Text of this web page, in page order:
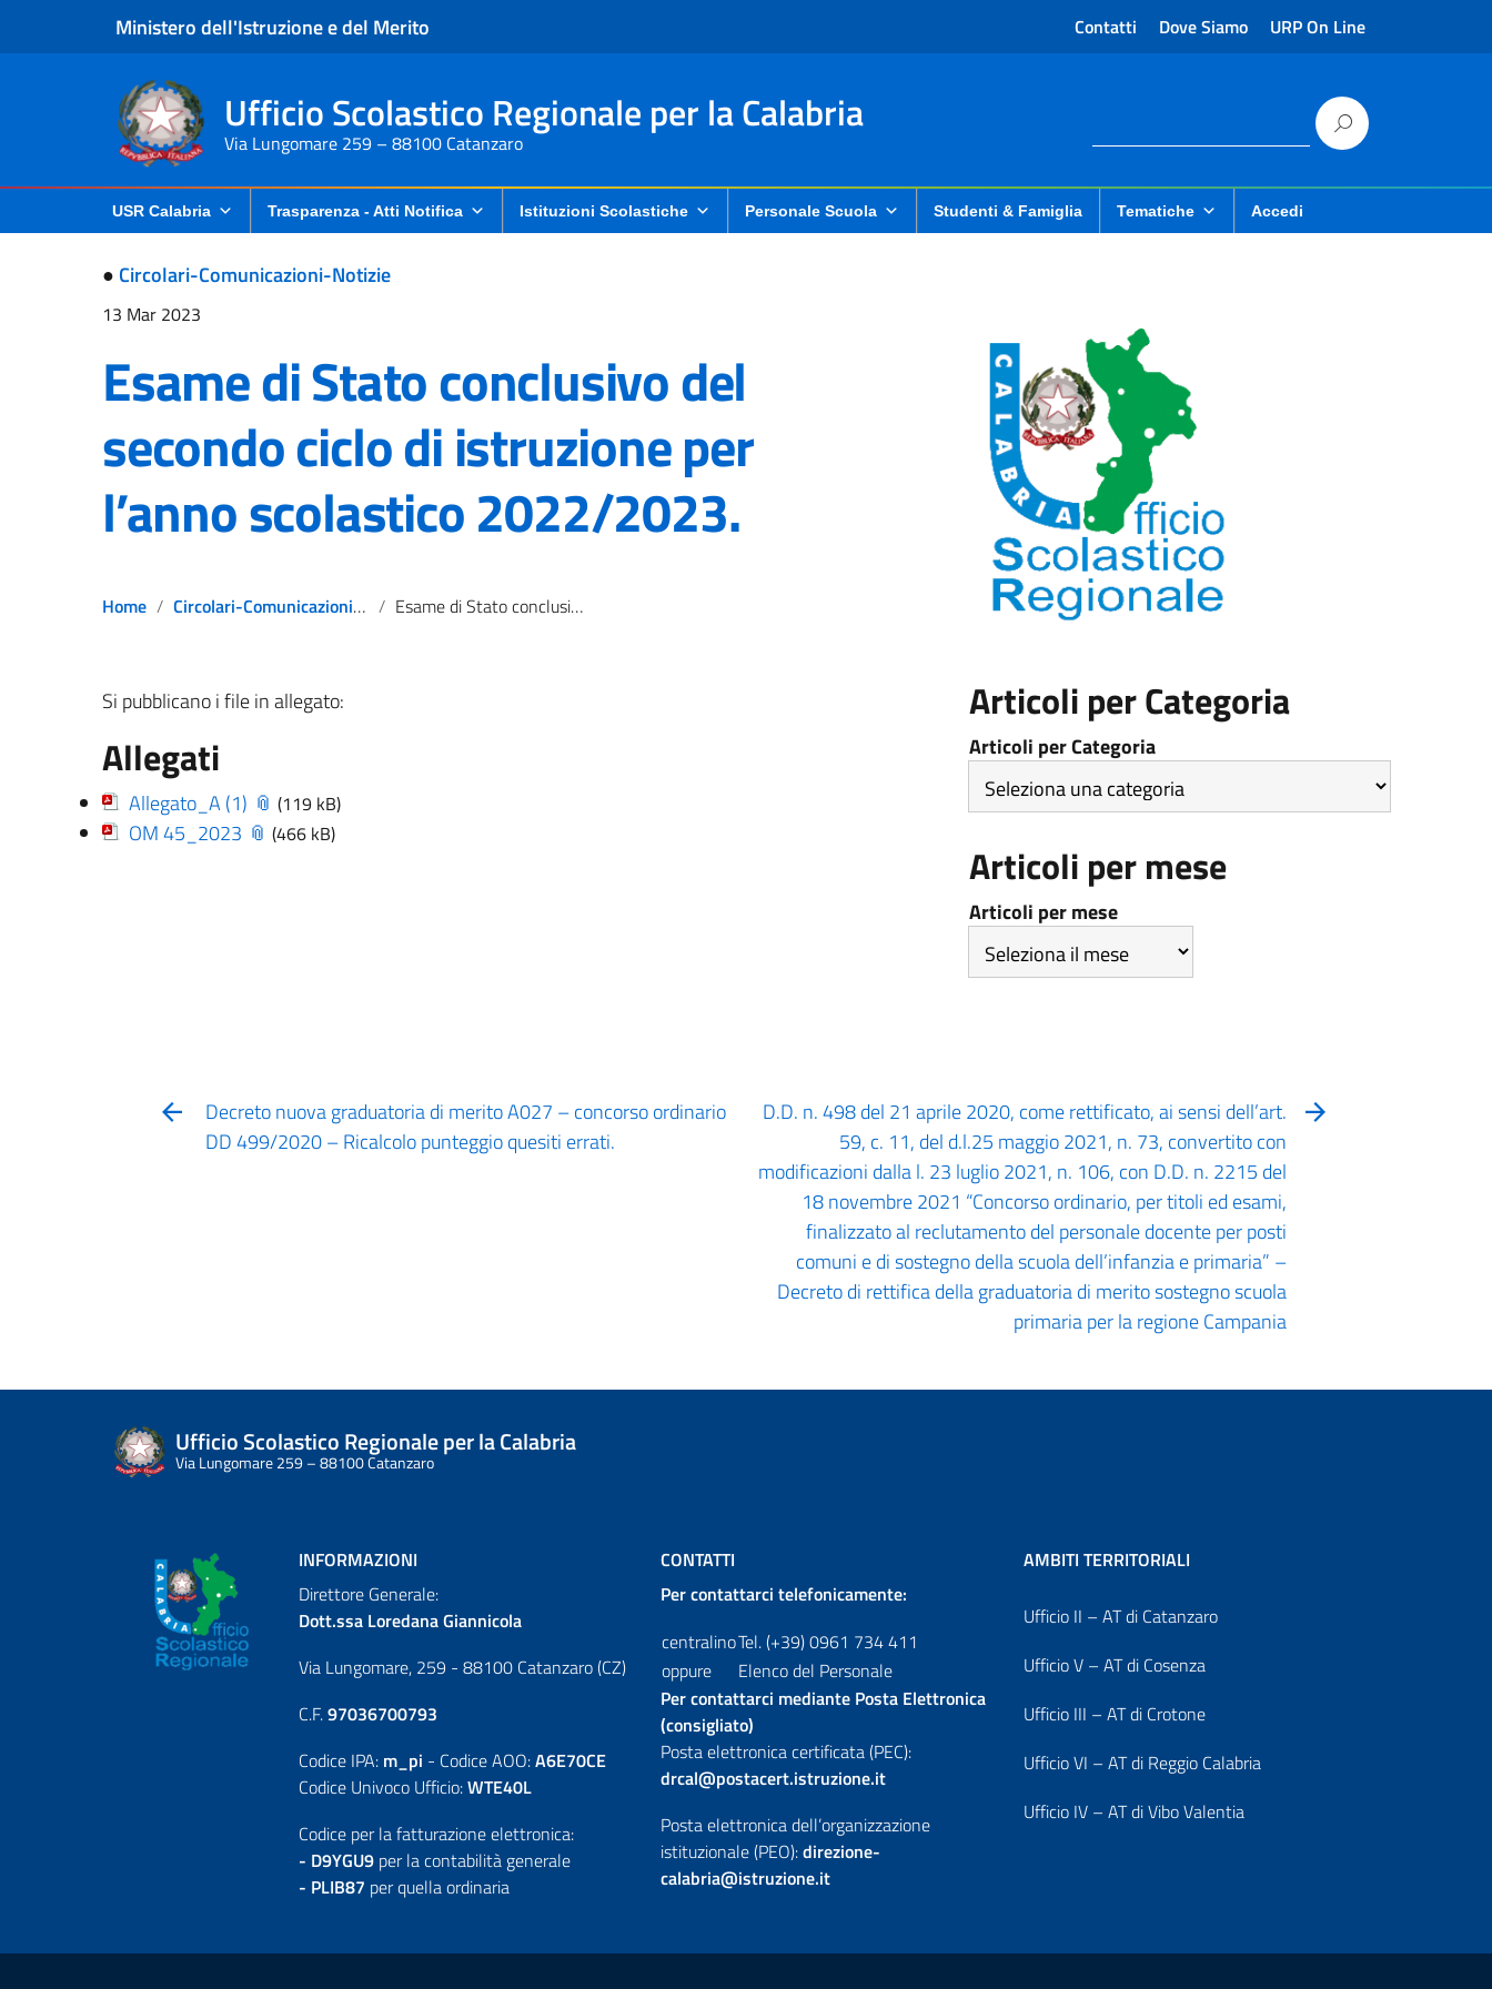
Ministero dell'Istruzione e del Merito Contatti Dove Siamo URP On Line
Ufficio Scolastico Regionale per la Calabria
Via Lungomare 259 – 88100 Catanzaro
USR Calabria Trasparenza - Atti Notifica Istituzioni Scolastiche Personale Scuola Studenti & Famiglia Tematiche Accedi
● Circolari-Comunicazioni-Notizie
13 Mar 2023
Esame di Stato conclusivo del
secondo ciclo di istruzione per
l’anno scolastico 2022/2023.
Home Circolari-Comunicazioni-Notizie Esame di Stato conclusivo del secondo ciclo di istruzione per l’anno scolastico 2022/2023.
Si pubblicano i file in allegato:
Allegati
Allegato_A (1) (119 kB)
OM 45_2023 (466 kB)
Articoli per Categoria
Articoli per Categoria
Articoli per mese
Articoli per mese
Decreto nuova graduatoria di merito A027 – concorso ordinario
DD 499/2020 – Ricalcolo punteggio quesiti errati.
D.D. n. 498 del 21 aprile 2020, come rettificato, ai sensi dell’art.
59, c. 11, del d.l.25 maggio 2021, n. 73, convertito con
modificazioni dalla l. 23 luglio 2021, n. 106, con D.D. n. 2215 del
18 novembre 2021 “Concorso ordinario, per titoli ed esami,
finalizzato al reclutamento del personale docente per posti
comuni e di sostegno della scuola dell’infanzia e primaria” –
Decreto di rettifica della graduatoria di merito sostegno scuola
primaria per la regione Campania
Ufficio Scolastico Regionale per la Calabria
Via Lungomare 259 – 88100 Catanzaro
INFORMAZIONI
Direttore Generale:
Dott.ssa Loredana Giannicola
Via Lungomare, 259 - 88100 Catanzaro (CZ)
C.F.97036700793
Codice IPA: m_pi - Codice AOO:A6E70CE
Codice Univoco Ufficio:WTE40L
Codice per la fatturazione elettronica:
- D9YGU9per la contabilità generale
- PLIB87 per quella ordinaria
CONTATTI
Per contattarci telefonicamente:
centralinoTel. (+39) 0961 734 411
oppure
Elenco del Personale
Per contattarci mediante Posta Elettronica
(consigliato)
Posta elettronica certificata (PEC):
drcal@postacert.istruzione.it
Posta elettronica dell’organizzazione
istituzionale (PEO):direzione-
calabria@istruzione.it
AMBITI TERRITORIALI
Ufficio II – AT di Catanzaro
Ufficio V – AT di Cosenza
Ufficio III – AT di Crotone
Ufficio VI – AT di Reggio Calabria
Ufficio IV – AT di Vibo Valentia